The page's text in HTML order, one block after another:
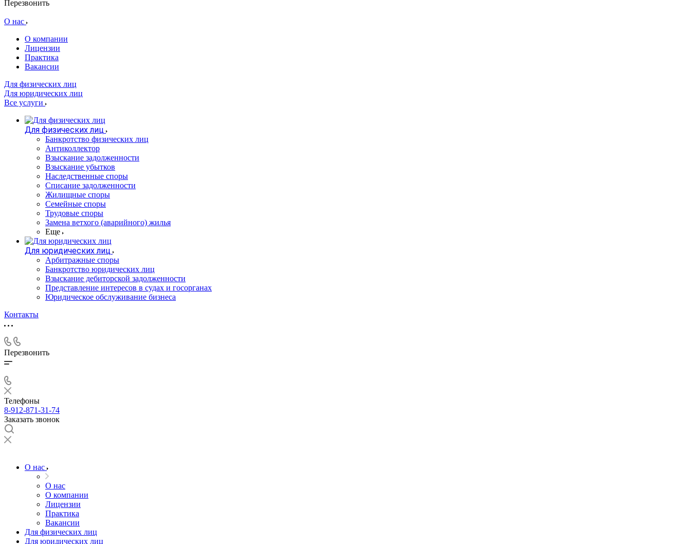
Перезвонить
О нас
О компании
Лицензии
Практика
Вакансии
Для физических лиц
Для юридических лиц
Все услуги
Для физических лиц
Банкротство физических лиц
Антиколлектор
Взыскание задолженности
Взыскание убытков
Наследственные споры
Списание задолженности
Жилищные споры
Семейные споры
Трудовые споры
Замена ветхого (аварийного) жилья
Еще
Для юридических лиц
Арбитражные споры
Банкротство юридических лиц
Взыскание дебиторской задолженности
Представление интересов в судах и госорганах
Юридическое обслуживание бизнеса
Контакты
Перезвонить
Телефоны
8-912-871-31-74
Заказать звонок
О нас
О нас
О компании
Лицензии
Практика
Вакансии
Для физических лиц
Для юридических лиц